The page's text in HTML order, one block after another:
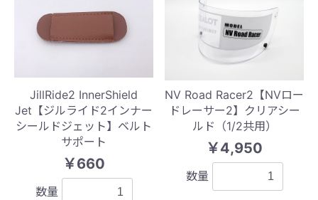
JillRide2 InnerShield
Jet【ジルライド2インナー
シールドジェット】ベルト
サポート
￥660
数量
NV Road Racer2【NVロー
ドレーサー2】クリアシー
ルド（1/2共用）
￥4,950
数量